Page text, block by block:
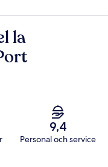
la
9,4
Personal och service